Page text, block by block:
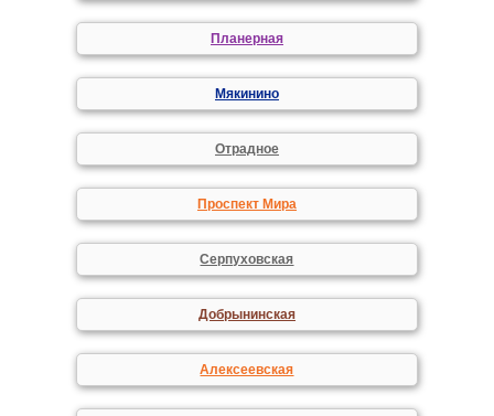
Планерная
Мякинино
Отрадное
Проспект Мира
Серпуховская
Добрынинская
Алексеевская